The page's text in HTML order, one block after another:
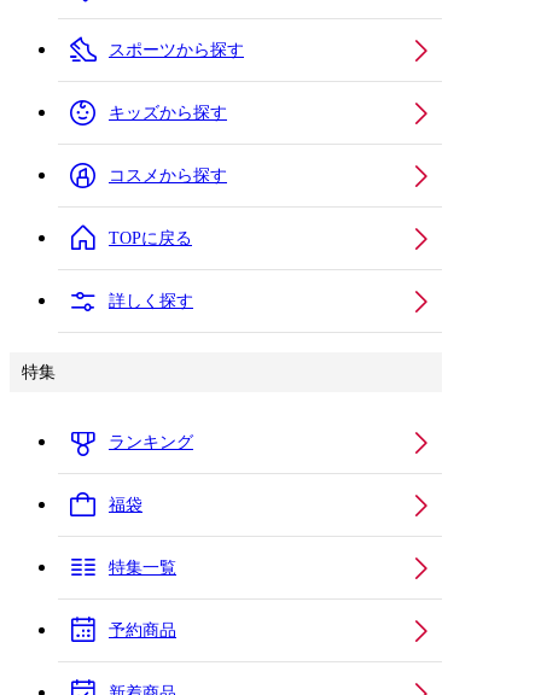
スポーツから探す
キッズから探す
コスメから探す
TOPに戻る
詳しく探す
特集
ランキング
福袋
特集一覧
予約商品